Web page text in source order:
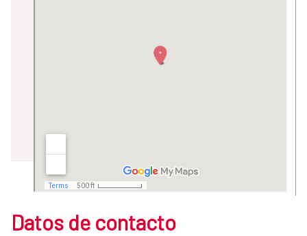
Datos de contacto